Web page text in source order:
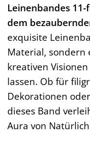
Leinenbandes
dem
exquisite
Material, sondern
kreativen
lassen. Ob für
Dekorationen
dieses Band
Aura von